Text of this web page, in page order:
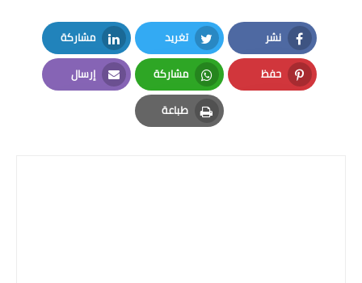
نشر
Facebook
تغريد
Twitter
مشاركة
LinkedIn
حفظ
Pinterest
مشاركة
Whatsapp
إرسال
Email
طباعة
Print